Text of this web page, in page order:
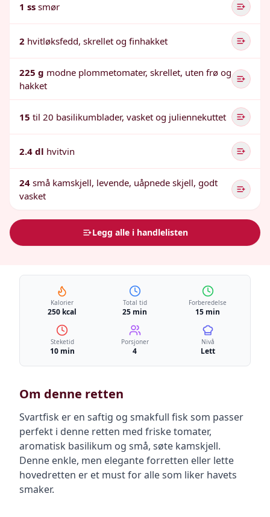
1 ss smør
2 hvitløksfedd, skrellet og finhakket
225 g modne plommetomater, skrellet, uten frø og
hakket
15 til 20 basilikumblader, vasket og juliennekuttet
2.4 dl hvitvin
24 små kamskjell, levende, uåpnede skjell, godt
vasket
Legg alle i handlelisten
Kalorier
250 kcal
Total tid
25 min
Forberedelse
15 min
Steketid
10 min
Porsjoner
4
Nivå
Lett
Om denne retten
Svartfisk er en saftig og smakfull fisk som passer
perfekt i denne retten med friske tomater,
aromatisk basilikum og små, søte kamskjell.
Denne enkle, men elegante forretten eller lette
hovedretten er et must for alle som liker havets
smaker.